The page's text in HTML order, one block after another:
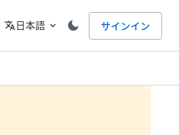
言語
translate日本語 expand_more サインイン